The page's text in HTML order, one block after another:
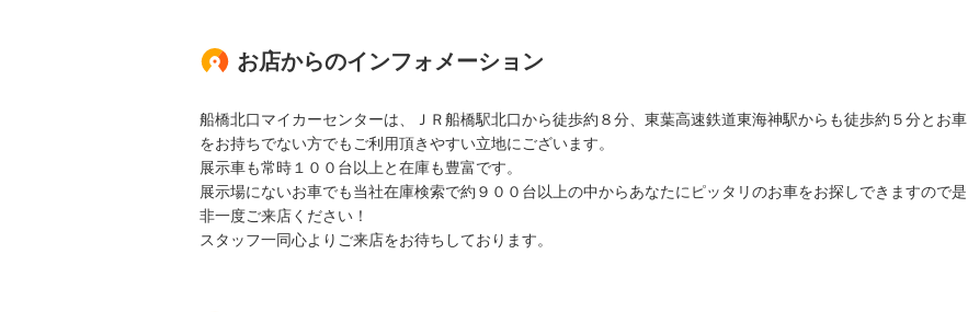
お店からのインフォメーション
船橋北口マイカーセンターは、ＪＲ船橋駅北口から徒歩約８分、東葉高速鉄道東海神駅からも徒歩約５分とお車
をお持ちでない方でもご利用頂きやすい立地にございます。
展示車も常時１００台以上と在庫も豊富です。
展示場にないお車でも当社在庫検索で約９００台以上の中からあなたにピッタリのお車をお探しできますので是
非一度ご来店ください！
スタッフ一同心よりご来店をお待ちしております。